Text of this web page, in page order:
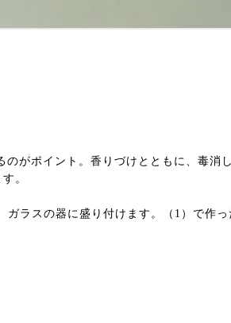
がポイント。香りづけとともに、毒消
。
ラスの器に盛り付けます。（1）で作っ